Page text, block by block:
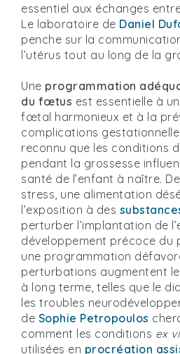
essentiel aux échanges
Le laboratoire de Daniel
penche sur la
l’utérus tout au long de la
Une programmation
du fœtus est essentielle à
fœtal harmonieux et à la
complications
reconnu que les conditions
pendant la grossesse
santé de l’enfant à naître.
stress, une alimentation
l’exposition à des
perturber l’implantation de
développement précoce du
une programmation
perturbations augmentent
à long terme, telles que le
les troubles
de Sophie Petropoulos
comment les conditions ex
utilisées en procréation